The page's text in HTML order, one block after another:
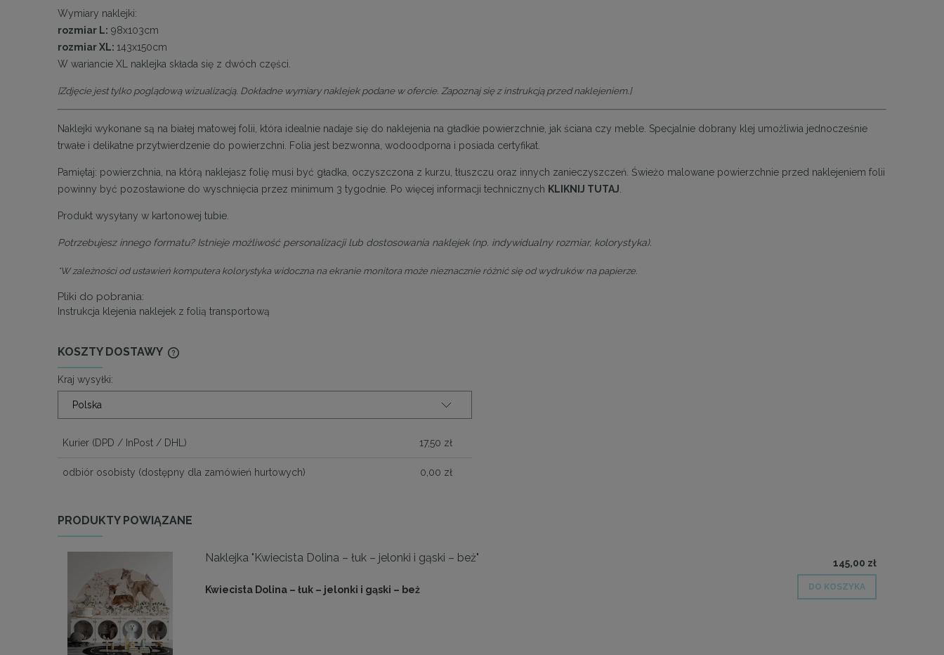
Wymiary naklejki:
rozmiar L: 98x103cm
rozmiar XL: 143x150cm
W wariancie XL naklejka składa się z dwóch części.
[Zdjęcie jest tylko poglądową wizualizacją. Dokładne wymiary naklejek podane w ofercie. Zapoznaj się z instrukcją przed naklejeniem.]
Naklejki wykonane są na białej matowej folii, która idealnie nadaje się do naklejenia na gładkie powierzchnie, jak ściana czy meble. Specjalnie dobrany klej umożliwia jednocześnie
trwałe i delikatne przytwierdzenie do powierzchni. Folia jest bezwonna, wodoodporna i posiada certyfikat.
Pamiętaj: powierzchnia, na którą naklejasz folię musi być gładka, oczyszczona z kurzu, tłuszczu oraz innych zanieczyszczeń. Świeżo malowane powierzchnie przed naklejeniem folii
powinny być pozostawione do wyschnięcia przez minimum 3 tygodnie. Po więcej informacji technicznych KLIKNIJ TUTAJ
Produkt wysyłany w kartonowej tubie.
Potrzebujesz innego formatu? Istnieje możliwość personalizacji lub dostosowania naklejek (np. indywidualny rozmiar, kolorystyka).
*W zależności od ustawień komputera kolorystyka widoczna na ekranie monitora może nieznacznie różnić się od wydruków na papierze.
Pliki do pobrania:
Instrukcja klejenia naklejek z folią transportową
KOSZTY DOSTAWY
CENA NIE ZAWIERA EWENTUALNYCH
Kraj wysyłki:
Kurier (DPD / InPost / DHL) 17,50 zł
odbiór osobisty (dostępny dla zamówień hurtowych) 0,00 zł
PRODUKTY POWIĄZANE
Naklejka "Kwiecista Dolina – łuk – jelonki i gąski – beż"
Kwiecista Dolina – łuk – jelonki i gąski – beż
145,00 zł
DO KOSZYKA